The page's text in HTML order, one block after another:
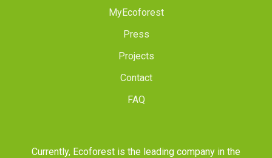
MyEcoforest
Press
Projects
Contact
FAQ
Currently, Ecoforest is the leading company in the